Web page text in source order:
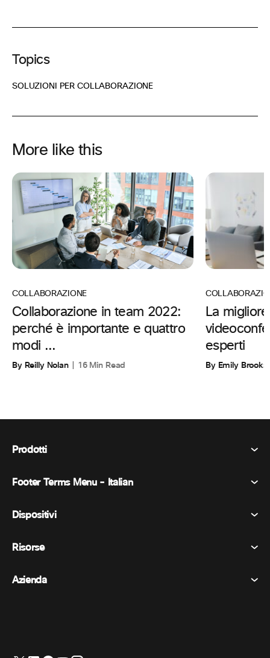
Topics
SOLUZIONI PER COLLABORAZIONE
More like this
COLLABORAZIONE
Collaborazione in team 2022:
perché è importante e quattro
modi ...
By Reilly Nolan 16 Min Read
La
esperti
By Emily Brooks
Prodotti
Webex Suite
Messaggistica
Eventi
Footer Terms Menu - Italian
Termini e condizioni
Marchi
Dispositivi
Dispositivi della stanza
Risorse
Prezzi
Azienda